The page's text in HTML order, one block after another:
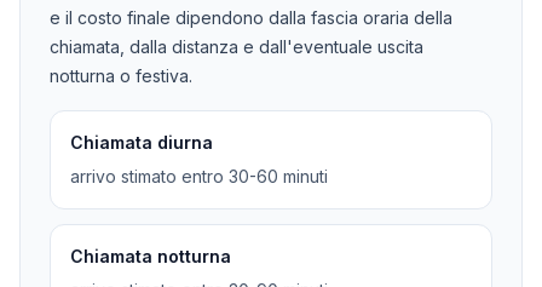
e il costo finale dipendono dalla fascia oraria della
chiamata, dalla distanza e dall'eventuale uscita
notturna o festiva.
Chiamata diurna
arrivo stimato entro 30-60 minuti
Chiamata notturna